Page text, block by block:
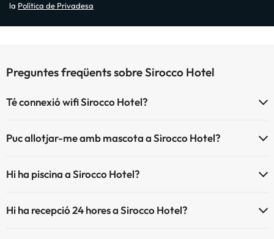
la Política de Privadesa
Preguntes freqüents sobre Sirocco Hotel
Té connexió wifi Sirocco Hotel?
Puc allotjar-me amb mascota a Sirocco Hotel?
Hi ha piscina a Sirocco Hotel?
tens més info sobre la piscina i altres instal·lacions.
Hi ha recepció 24 hores a Sirocco Hotel?